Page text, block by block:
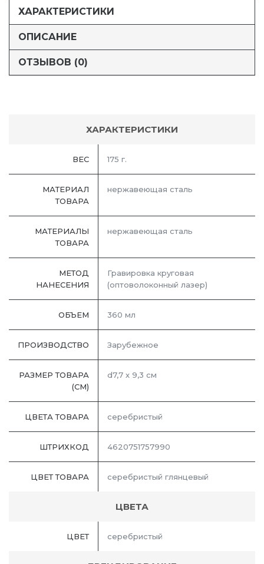
ХАРАКТЕРИСТИКИ
ОПИСАНИЕ
ОТЗЫВОВ (0)
ХАРАКТЕРИСТИКИ
ВЕС 175 г.
МАТЕРИАЛ
ТОВАРА
нержавеющая cталь
МАТЕРИАЛЫ
ТОВАРА
нержавеющая cталь
МЕТОД
НАНЕСЕНИЯ
Гравировка круговая
(оптоволоконный лазер)
ОБЪЕМ 360 мл
ПРОИЗВОДСТВО Зарубежное
РАЗМЕР ТОВАРА
(СМ)
d7,7 х 9,3 см
ЦВЕТА ТОВАРА серебристый
ШТРИХКОД 4620751757990
ЦВЕТ ТОВАРА серебристый глянцевый
ЦВЕТА
ЦВЕТ серебристый